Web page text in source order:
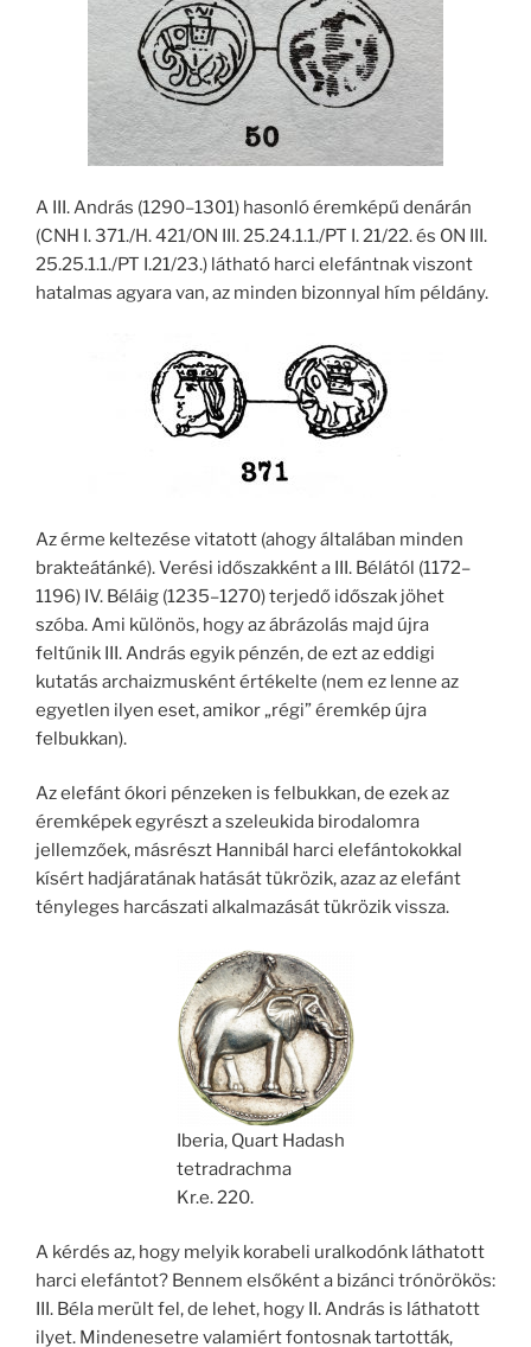
A III. András (1290–1301) hasonló éremképű denárán
(CNH I. 371./H. 421/ON III. 25.24.1.1./PT I. 21/22. és ON III.
25.25.1.1./PT I.21/23.) látható harci elefántnak viszont
hatalmas agyara van, az minden bizonnyal hím példány.
Az érme keltezése vitatott (ahogy általában minden
brakteátánké). Verési időszakként a III. Bélától (1172–
1196) IV. Béláig (1235–1270) terjedő időszak jöhet
szóba. Ami különös, hogy az ábrázolás majd újra
feltűnik III. András egyik pénzén, de ezt az eddigi
kutatás archaizmusként értékelte (nem ez lenne az
egyetlen ilyen eset, amikor „régi” éremkép újra
felbukkan).
Az elefánt ókori pénzeken is felbukkan, de ezek az
éremképek egyrészt a szeleukida birodalomra
jellemzőek, másrészt Hannibál harci elefántokokkal
kísért hadjáratának hatását tükrözik, azaz az elefánt
tényleges harcászati alkalmazását tükrözik vissza.
Iberia, Quart Hadash
tetradrachma
Kr.e. 220.
A kérdés az, hogy melyik korabeli uralkodónk láthatott
harci elefántot? Bennem elsőként a bizánci trónörökös:
III. Béla merült fel, de lehet, hogy II. András is láthatott
ilyet. Mindenesetre valamiért fontosnak tartották,